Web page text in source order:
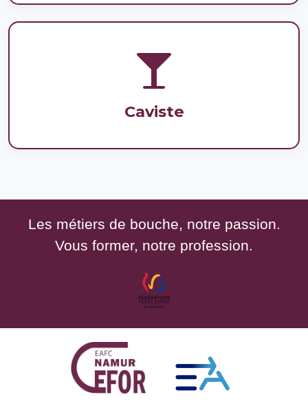
Caviste
Les métiers de bouche, notre passion.
Vous former, notre profession.